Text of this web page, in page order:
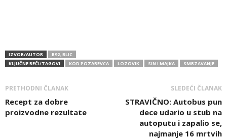
IZVOR/AUTOR
B92, BLIC
KLJUČNE REČI/TAGOVI
KOD POZAREVCA LOZOVIK SIN I MAJKA SMRZAVANJE
PRETHODNI ČLANAK
Recept za dobre
proizvodne rezultate
SLEDEĆI ČLANAK
STRAVIČNO: Autobus pun
dece udario u stub na
autoputu i zapalio se,
najmanje 16 mrtvih